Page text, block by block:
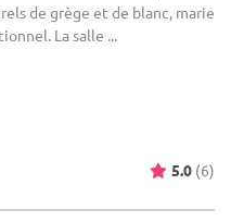
de grège et de blanc, marie
La salle ...
5.0 (6)